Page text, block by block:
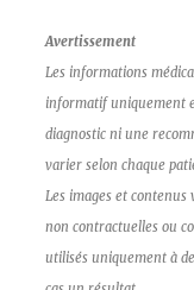
Avertissement
Les informations
informatif uniquement
diagnostic ni une
varier selon chaque
Les images et
non contractuelles ou
utilisés uniquement à